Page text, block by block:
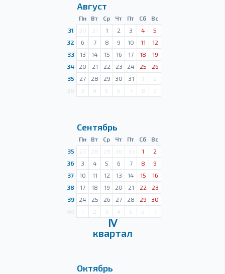
Август
Пн Вт Ср Чт Пт Сб
Вс
31
30 31 1 2 3 4
5
32
6 7 8 9 10 11
12
33
13 14 15 16 17 18
19
34
20 21 22 23 24 25
26
35
27 28 29 30 31 1
2
3 4 5 6 7 8 9
Сентябрь
Пн Вт Ср Чт Пт Сб
Вс
35
27 28 29 30 31 1
2
36
3 4 5 6 7 8
9
37
10 11 12 13 14 15
16
38
17 18 19 20 21 22
23
39
24 25 26 27 28 29
30
1 2 3 4 5 6 7
Ⅳ
квартал
Октябрь